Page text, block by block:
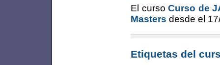
El curso Curso de
Masters desde el
Etiquetas del